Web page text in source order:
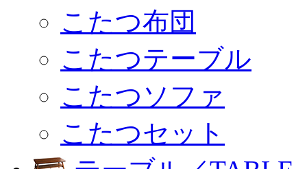
こたつ布団
こたつテーブル
こたつソファ
こたつセット